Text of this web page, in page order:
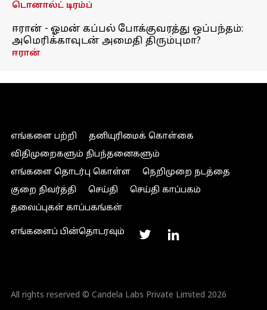
டொனால்ட் டிரம்ப்
ஈரான் - ஓமன் கப்பல் போக்குவரத்து ஒப்பந்தம்:
அமெரிக்காவுடன் அமைதி திரும்புமா?
ஈரான்
எங்களை பற்றி
தனியுரிமைக் கொள்கை
விதிமுறைகளும் நிபந்தனைகளும்
எங்களை தொடர்பு கொள்ள
நெறிமுறை நடத்தை
குறை நிவர்த்தி
செய்தி
செய்தி காப்பகம்
தலைப்புகள் காப்பகங்கள்
எங்களைப் பின்தொடரவும்
All rights reserved © Candela Labs Private Limited 2026